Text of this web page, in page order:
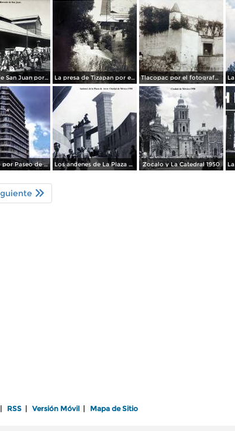
Mercado de San Juan por el fotografo Felix Miret La presa de Tizapan por el fotografo Fernando Kososky. ( Circulada el 22 de Diembre de 1910 ). Tlacopac por el fotografo Hugo Brehme.
Un edificio por Paseo de La Reforma 1950 Los andenes de La Plaza de toros Ciudad de México 1950 Zocalo y La Catedral 1950
RSS Versión Móvil Mapa de Sitio